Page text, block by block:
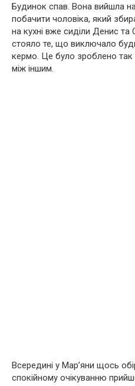
Будинок спав. Вона вийшла
побачити чоловіка, який
на кухні вже сиділи Денис
стояло те, що виключало
кермо. Це було зроблено так
між іншим.
Всередині у Мар’яни щось
спокійному очікуванню